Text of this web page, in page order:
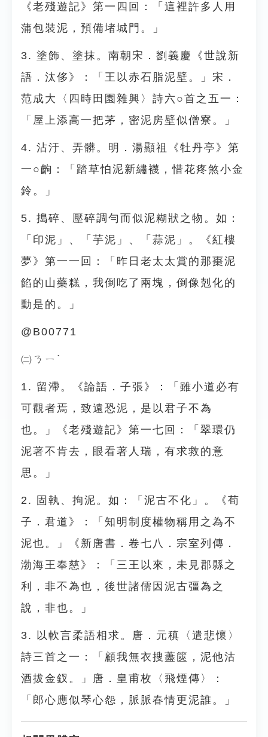
《老殘遊記》第一四回：「這裡許多人用
蒲包裝泥，預備堵城門。」
3. 塗飾、塗抹。南朝宋．劉義慶《世說新
語．汰侈》：「王以赤石脂泥壁。」宋．
范成大〈四時田園雜興〉詩六○首之五一：
「屋上添高一把茅，密泥房壁似僧寮。」
4. 沾汙、弄髒。明．湯顯祖《牡丹亭》第
一○齣：「踏草怕泥新繡襪，惜花疼煞小金
鈴。」
5. 搗碎、壓碎調勻而似泥糊狀之物。如：
「印泥」、「芋泥」、「蒜泥」。《紅樓
夢》第一一回：「昨日老太太賞的那棗泥
餡的山藥糕，我倒吃了兩塊，倒像剋化的
動是的。」
@B00771
㈡ㄋㄧˋ
1. 留滯。《論語．子張》：「雖小道必有
可觀者焉，致遠恐泥，是以君子不為
也。」《老殘遊記》第一七回：「翠環仍
泥著不肯去，眼看著人瑞，有求救的意
思。」
2. 固執、拘泥。如：「泥古不化」。《荀
子．君道》：「知明制度權物稱用之為不
泥也。」《新唐書．卷七八．宗室列傳．
渤海王奉慈》：「三王以來，未見郡縣之
利，非不為也，後世諸儒因泥古彊為之
說，非也。」
3. 以軟言柔語相求。唐．元稹〈遣悲懷〉
詩三首之一：「顧我無衣搜藎篋，泥他沽
酒拔金釵。」唐．皇甫枚〈飛煙傳〉：
「郎心應似琴心怨，脈脈春情更泥誰。」